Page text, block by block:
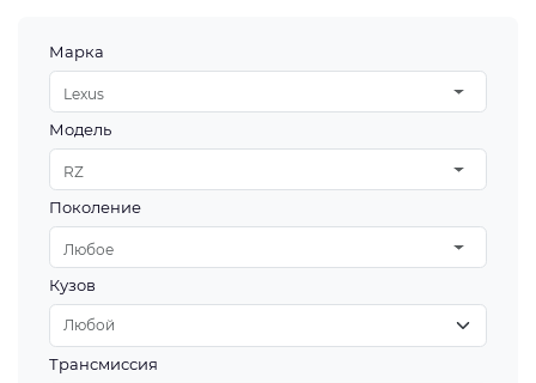
Марка
Lexus
Модель
RZ
Поколение
Любое
Кузов
Трансмиссия